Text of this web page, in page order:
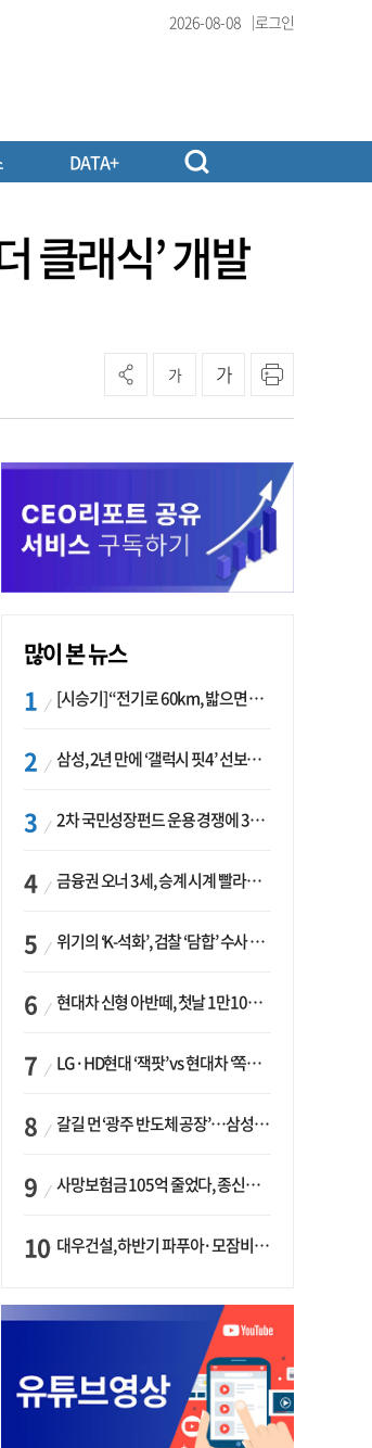
2026-08-08 로그인
DATA+
클래식’ 개발
가 가
많이 본 뉴스
[시승기] “전기로 60km, 밟으면 462마력”…볼보 XC60 T8의 두 얼굴
삼성, 2년 만에 ‘갤럭시 핏4’ 선보이나…웨어러블 생태계 확장 ‘시동’
2차 국민성장펀드 운용 경쟁에 33개사 몰렸다…신한·하나 등 새 얼굴 대거 합류
금융권 오너 3세, 승계 시계 빨라지나…한국투자 ‘속도’·미래에셋·메리츠는 ‘거리두기’
위기의 ‘K-석화’, 검찰 ‘담합’ 수사 착수…“LG·한화·롯데 등 7개 업체, 8개 제품 가격 담합”
현대차 신형 아반떼, 첫날 1만1094대 계약…역대 최고치 경신
LG·HD현대 ‘잭팟’ vs 현대차 ‘쪽박’…글로벌 사모펀드, 韓 대기업 투자 ‘희비’
갈길 먼 ‘광주 반도체 공장’…삼성·SK, ‘주 52시간제’ 규제 해소 ‘공방’
사망보험금 105억 줄었다, 종신보험·유동화 동시에 ‘주춤’…신한라이프는 401억 급증
대우건설, 하반기 파푸아·모잠비크 LNG 플랜트 수주 가시권…수주목표 27조로 샹향